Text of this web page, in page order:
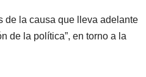
de la causa que lleva adelante
de la política”, en torno a la